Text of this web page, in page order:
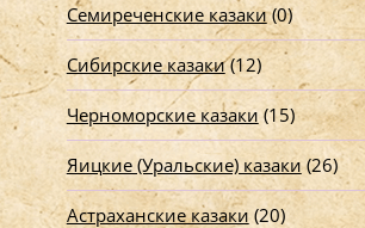
Семиреченские казаки(0)
Сибирские казаки(12)
Черноморские казаки (15)
Яицкие (Уральские) казаки(26)
Астраханские казаки (20)